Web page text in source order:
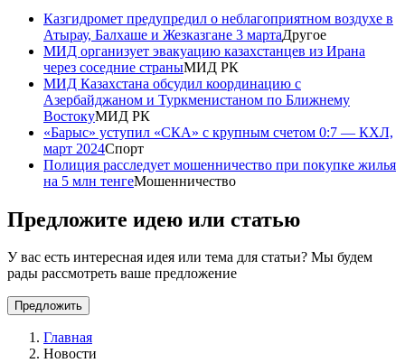
Казгидромет предупредил о неблагоприятном воздухе в
Атырау, Балхаше и Жезказгане 3 мартаДругое
МИД организует эвакуацию казахстанцев из Ирана
через соседние страныМИД РК
МИД Казахстана обсудил координацию с
Азербайджаном и Туркменистаном по Ближнему
ВостокуМИД РК
«Барыс» уступил «СКА» с крупным счетом 0:7 — КХЛ,
март 2024Спорт
Полиция расследует мошенничество при покупке жилья
на 5 млн тенгеМошенничество
Предложите идею или статью
У вас есть интересная идея или тема для статьи? Мы будем
рады рассмотреть ваше предложение
Предложить
Главная
Новости